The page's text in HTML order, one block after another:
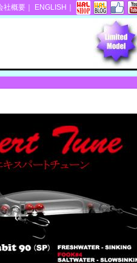
社概要 ｜ ENGLISH ｜